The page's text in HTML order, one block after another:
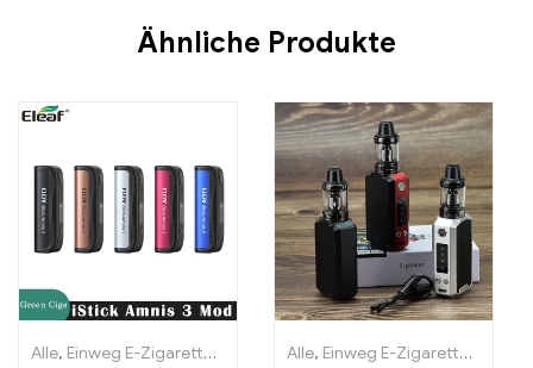
Ähnliche Produkte
Alle, Einweg E-Zigaretten Einweg-E-Zigaretten Litauen,Einweg-
Alle, Einweg E-Zigaretten